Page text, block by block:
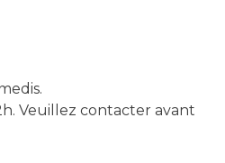
Veuillez contacter avant